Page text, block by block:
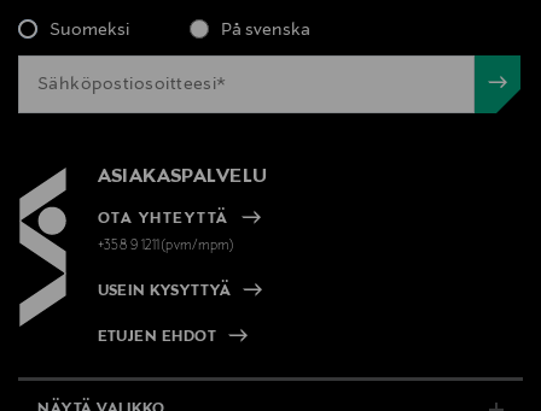
Suomeksi På svenska
ASIAKASPALVELU
OTA YHTEYTTÄ
+358 9 1211(pvm/mpm)
USEIN KYSYTTYÄ
ETUJEN EHDOT